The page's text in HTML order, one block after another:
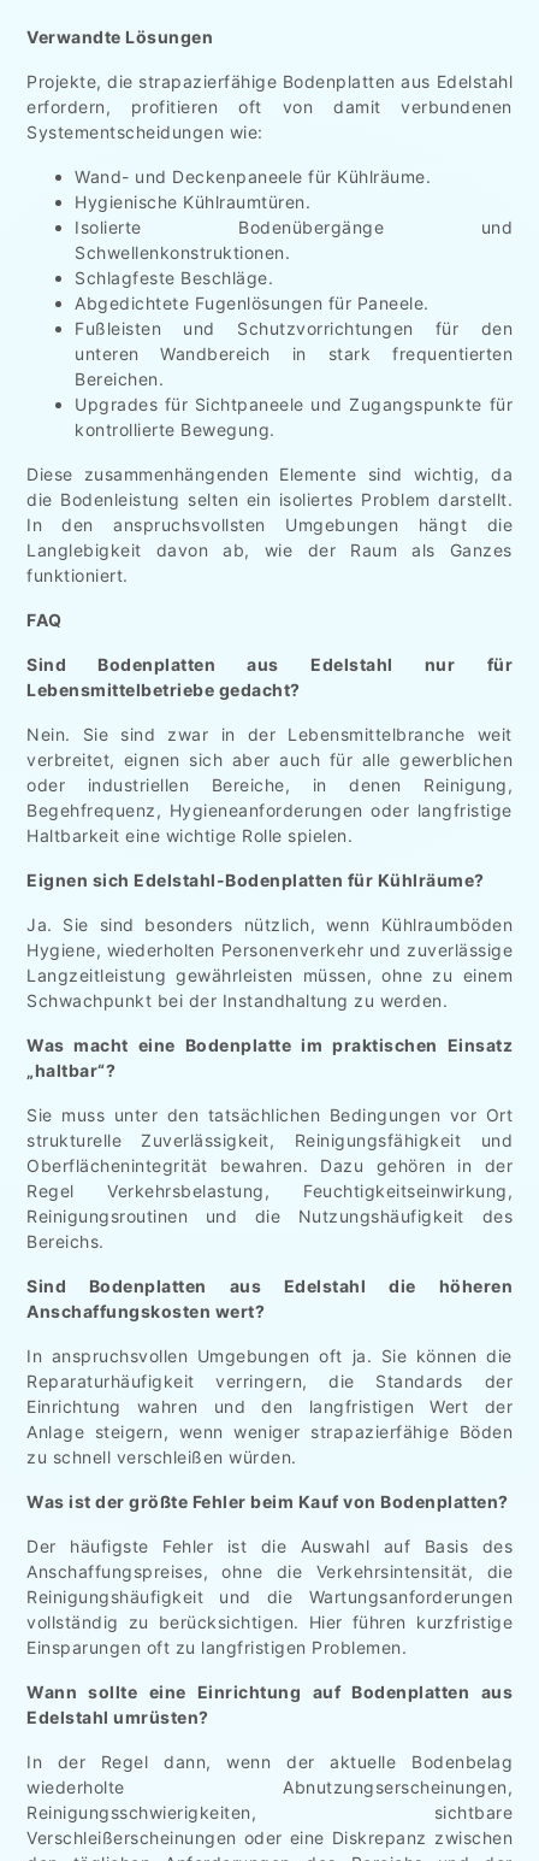
Verwandte Lösungen
Projekte, die strapazierfähige Bodenplatten aus Edelstahl
erfordern, profitieren oft von damit verbundenen
Systementscheidungen wie:
Wand- und Deckenpaneele für Kühlräume.
Hygienische Kühlraumtüren.
Isolierte Bodenübergänge und
Schwellenkonstruktionen.
Schlagfeste Beschläge.
Abgedichtete Fugenlösungen für Paneele.
Fußleisten und Schutzvorrichtungen für den
unteren Wandbereich in stark frequentierten
Bereichen.
Upgrades für Sichtpaneele und Zugangspunkte für
kontrollierte Bewegung.
Diese zusammenhängenden Elemente sind wichtig, da
die Bodenleistung selten ein isoliertes Problem darstellt.
In den anspruchsvollsten Umgebungen hängt die
Langlebigkeit davon ab, wie der Raum als Ganzes
funktioniert.
FAQ
Sind Bodenplatten aus Edelstahl nur für
Lebensmittelbetriebe gedacht?
Nein. Sie sind zwar in der Lebensmittelbranche weit
verbreitet, eignen sich aber auch für alle gewerblichen
oder industriellen Bereiche, in denen Reinigung,
Begehfrequenz, Hygieneanforderungen oder langfristige
Haltbarkeit eine wichtige Rolle spielen.
Eignen sich Edelstahl-Bodenplatten für Kühlräume?
Ja. Sie sind besonders nützlich, wenn Kühlraumböden
Hygiene, wiederholten Personenverkehr und zuverlässige
Langzeitleistung gewährleisten müssen, ohne zu einem
Schwachpunkt bei der Instandhaltung zu werden.
Was macht eine Bodenplatte im praktischen Einsatz
„haltbar“?
Sie muss unter den tatsächlichen Bedingungen vor Ort
strukturelle Zuverlässigkeit, Reinigungsfähigkeit und
Oberflächenintegrität bewahren. Dazu gehören in der
Regel Verkehrsbelastung, Feuchtigkeitseinwirkung,
Reinigungsroutinen und die Nutzungshäufigkeit des
Bereichs.
Sind Bodenplatten aus Edelstahl die höheren
Anschaffungskosten wert?
In anspruchsvollen Umgebungen oft ja. Sie können die
Reparaturhäufigkeit verringern, die Standards der
Einrichtung wahren und den langfristigen Wert der
Anlage steigern, wenn weniger strapazierfähige Böden
zu schnell verschleißen würden.
Was ist der größte Fehler beim Kauf von Bodenplatten?
Der häufigste Fehler ist die Auswahl auf Basis des
Anschaffungspreises, ohne die Verkehrsintensität, die
Reinigungshäufigkeit und die Wartungsanforderungen
vollständig zu berücksichtigen. Hier führen kurzfristige
Einsparungen oft zu langfristigen Problemen.
Wann sollte eine Einrichtung auf Bodenplatten aus
Edelstahl umrüsten?
In der Regel dann, wenn der aktuelle Bodenbelag
wiederholte Abnutzungserscheinungen,
Reinigungsschwierigkeiten, sichtbare
Verschleißerscheinungen oder eine Diskrepanz zwischen